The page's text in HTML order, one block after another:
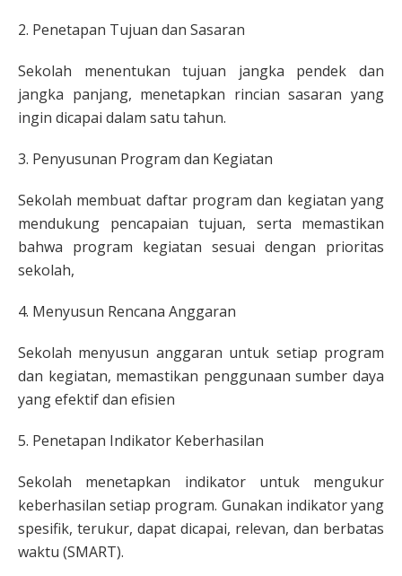
2. Penetapan Tujuan dan Sasaran
Sekolah menentukan tujuan jangka pendek dan
jangka panjang, menetapkan rincian sasaran yang
ingin dicapai dalam satu tahun.
3. Penyusunan Program dan Kegiatan
Sekolah membuat daftar program dan kegiatan yang
mendukung pencapaian tujuan, serta memastikan
bahwa program kegiatan sesuai dengan prioritas
sekolah,
4. Menyusun Rencana Anggaran
Sekolah menyusun anggaran untuk setiap program
dan kegiatan, memastikan penggunaan sumber daya
yang efektif dan efisien
5. Penetapan Indikator Keberhasilan
Sekolah menetapkan indikator untuk mengukur
keberhasilan setiap program. Gunakan indikator yang
spesifik, terukur, dapat dicapai, relevan, dan berbatas
waktu (SMART).